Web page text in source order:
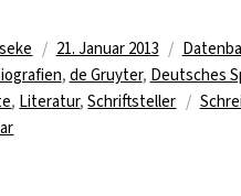
Veröffentlicht
am
21. Januar 2013
, de Gruyter, Deutsches
, Literatur,Schriftsteller
zu